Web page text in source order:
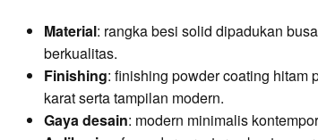
Material: rangka besi solid dipadukan
berkualitas.
Finishing: finishing powder coating hitam
karat serta tampilan modern.
Gaya desain: modern minimalis